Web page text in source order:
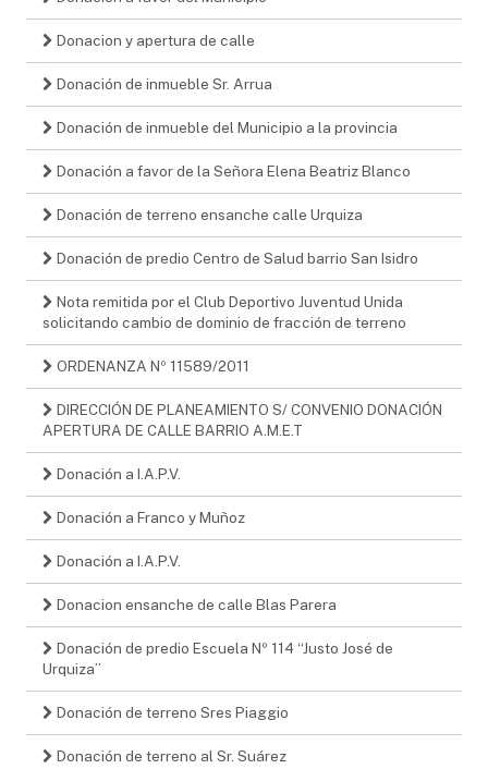
Donacion y apertura de calle
Donación de inmueble Sr. Arrua
Donación de inmueble del Municipio a la provincia
Donación a favor de la Señora Elena Beatriz Blanco
Donación de terreno ensanche calle Urquiza
Donación de predio Centro de Salud barrio San Isidro
Nota remitida por el Club Deportivo Juventud Unida
solicitando cambio de dominio de fracción de terreno
ORDENANZA Nº 11589/2011
DIRECCIÓN DE PLANEAMIENTO S/ CONVENIO DONACIÓN
APERTURA DE CALLE BARRIO A.M.E.T
Donación a I.A.P.V.
Donación a Franco y Muñoz
Donación a I.A.P.V.
Donacion ensanche de calle Blas Parera
Donación de predio Escuela Nº 114 “Justo José de
Urquiza”
Donación de terreno Sres Piaggio
Donación de terreno al Sr. Suárez